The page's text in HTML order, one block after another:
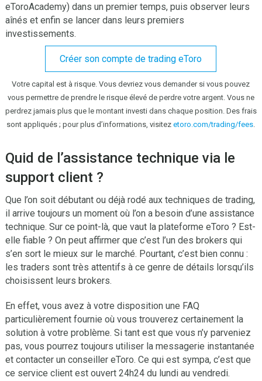
eToroAcademy) dans un premier temps, puis observer leurs
aînés et enfin se lancer dans leurs premiers
investissements.
Créer son compte de trading eToro
Votre capital est à risque. Vous devriez vous demander si vous pouvez
vous permettre de prendre le risque élevé de perdre votre argent. Vous ne
perdrez jamais plus que le montant investi dans chaque position. Des frais
sont appliqués ; pour plus d’informations, visitezetoro.com/trading/fees
Quid de l’assistance technique via le
support client ?
Que l’on soit débutant ou déjà rodé aux techniques de trading,
il arrive toujours un moment où l’on a besoin d’une assistance
technique. Sur ce point-là, que vaut la plateforme eToro ? Est-
elle fiable ? On peut affirmer que c’est l’un des brokers qui
s’en sort le mieux sur le marché. Pourtant, c’est bien connu :
les traders sont très attentifs à ce genre de détails lorsqu’ils
choisissent leurs brokers.
En effet, vous avez à votre disposition une FAQ
particulièrement fournie où vous trouverez certainement la
solution à votre problème. Si tant est que vous n’y parveniez
pas, vous pourrez toujours utiliser la messagerie instantanée
et contacter un conseiller eToro. Ce qui est sympa, c’est que
ce service client est ouvert 24h24 du lundi au vendredi.